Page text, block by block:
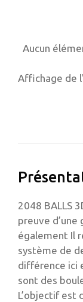
Aucun
Affichage de
2048 BALLS
preuve
également Il
système de
différence ici
sont des
L’objectif est